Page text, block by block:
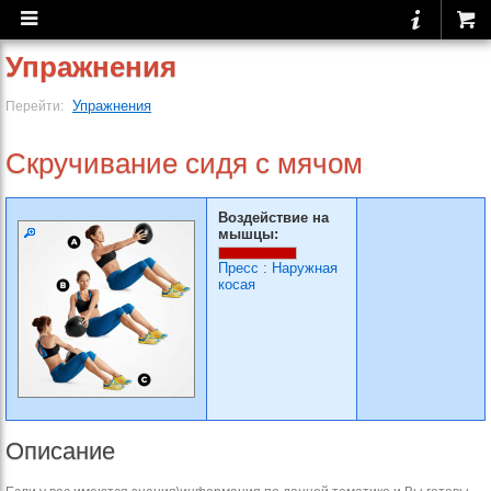
Упражнения
Перейти: Упражнения
Скручивание сидя с мячом
Воздействие на
мышцы:
Пресс : Наружная
косая
Описание